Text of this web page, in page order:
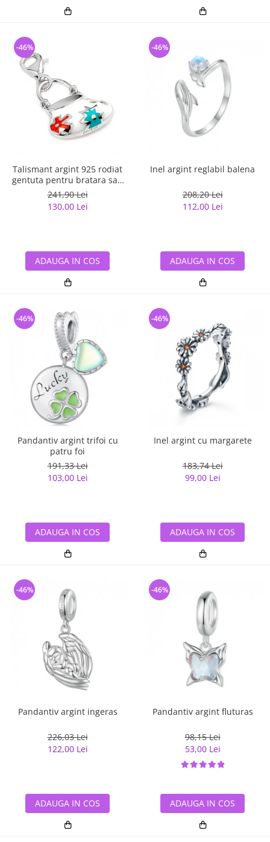
Talismant argint 925 rodiat
gentuta pentru bratara sau
lant
241,90 Lei
130,00 Lei
-46%
ADAUGA IN COS
Inel argint reglabil balena
208,20 Lei
112,00 Lei
-46%
ADAUGA IN COS
Pandantiv argint trifoi cu
patru foi
191,33 Lei
103,00 Lei
-46%
ADAUGA IN COS
Inel argint cu margarete
183,74 Lei
99,00 Lei
-46%
ADAUGA IN COS
Pandantiv argint ingeras
226,03 Lei
122,00 Lei
-46%
ADAUGA IN COS
Pandantiv argint fluturas
98,15 Lei
53,00 Lei
-46%
ADAUGA IN COS